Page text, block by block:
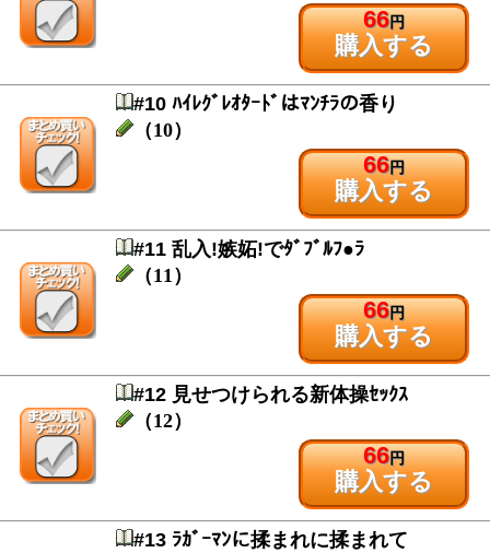
66円
購入する
#10 ﾊｲﾚｸﾞﾚｵﾀｰﾄﾞはﾏﾝﾁﾗの香り
（10）
66円
購入する
#11 乱入!嫉妬!でﾀﾞﾌﾞﾙﾌ●ﾗ
（11）
66円
購入する
#12 見せつけられる新体操ｾｯｸｽ
（12）
66円
購入する
#13 ﾗｶﾞｰﾏﾝに揉まれに揉まれて